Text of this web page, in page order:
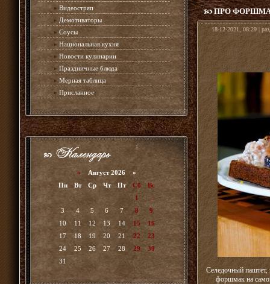
» Видеостряп
» Демотиваторы
» Соусы
» Национальная кухня
» Новости кулинарии
» Праздничные блюда
» Мерная таблица
» Присланное
« Август 2026 »
Пн
Вт Ср Чт Пт Сб
Вс
1
2
3
4 5 6 7 8
9
10
11 12 13 14 15
16
17
18 19 20 21 22
23
24
25 26 27 28 29
30
31
ПРО
18-12-2021, 08:29 |
Селедочный
форшмак на